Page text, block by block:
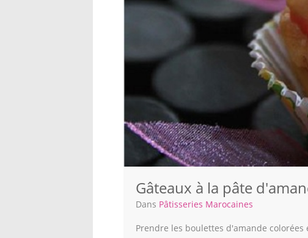
Gâteaux à la pâte
Dans Pâtisseries Marocaines
Prendre les boulettes d'amande